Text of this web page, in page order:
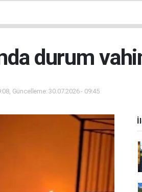
durum
Güncelleme: 30.07.2026 - 09:45